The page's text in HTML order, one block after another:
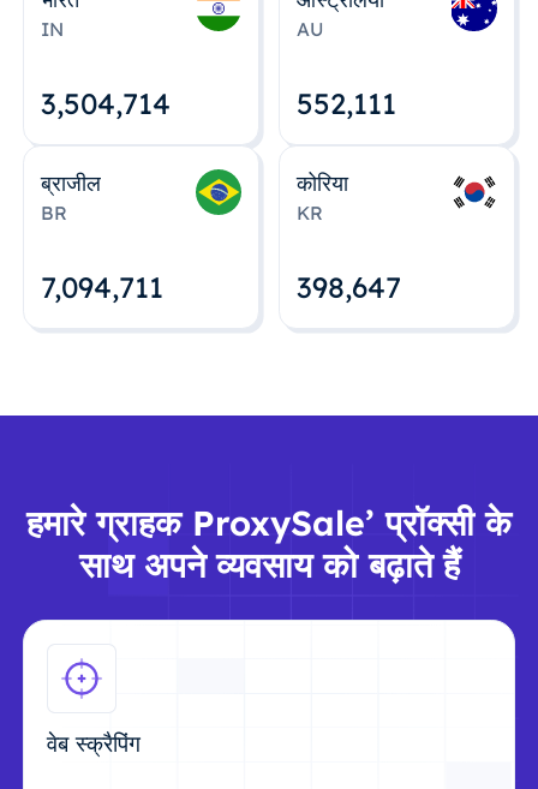
IN
3,504,715
AU
552,112
ब्राजील
BR
7,094,712
कोरिया
KR
398,648
हमारे ग्राहक ProxySale’ प्रॉक्सी के
साथ अपने व्यवसाय को बढ़ाते हैं
वेब स्क्रैपिंग